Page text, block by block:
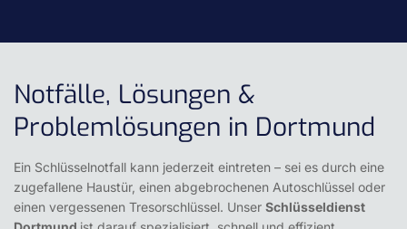
Notfälle, Lösungen &
Problemlösungen in Dortmund
Ein Schlüsselnotfall kann jederzeit eintreten – sei es durch eine
zugefallene Haustür, einen abgebrochenen Autoschlüssel oder
einen vergessenen Tresorschlüssel. Unser Schlüsseldienst